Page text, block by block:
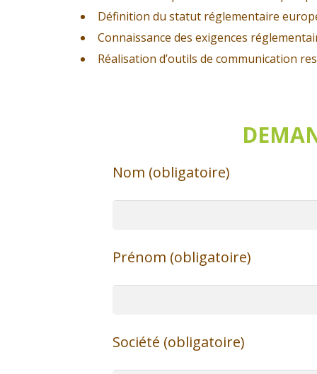
Définition du statut réglementaire
Connaissance des exigences
Réalisation d’outils de communication
Nom (obligatoire)
Prénom (obligatoire)
Société (obligatoire)